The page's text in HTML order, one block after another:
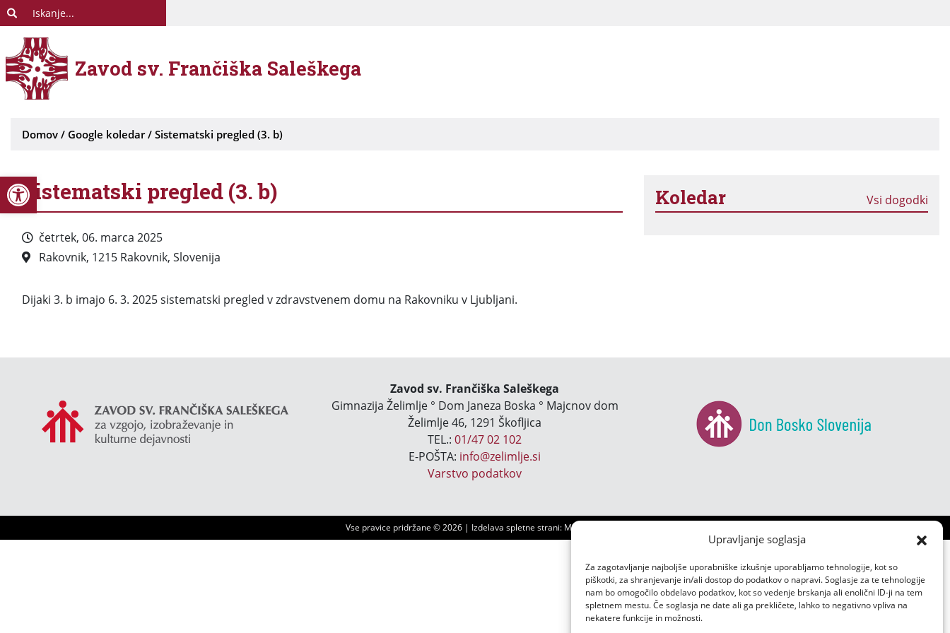
Open toolbar
Upravljanje soglasja
Za zagotavljanje najboljše uporabniške izkušnje uporabljamo tehnologije, kot so
piškotki, za shranjevanje in/ali dostop do podatkov o napravi. Soglasje za te tehnologije
nam bo omogočilo obdelavo podatkov, kot so vedenje brskanja ali enolični ID-ji na tem
spletnem mestu. Če soglasja ne date ali ga prekličete, lahko to negativno vpliva na
nekatere funkcije in možnosti.
Zavod sv. Frančiška Saleškega
Domov / Google koledar/ Sistematski pregled (3. b)
Sistematski pregled (3. b)
četrtek, 06. marca 2025
Rakovnik, 1215 Rakovnik, Slovenija
Dijaki 3. b imajo 6. 3. 2025 sistematski pregled v zdravstvenem domu na Rakovniku v Ljubljani.
Koledar Vsi dogodki
Zavod sv. Frančiška Saleškega
Gimnazija Želimlje ° Dom Janeza Boska ° Majcnov dom
Želimlje 46, 1291 Škofljica
TEL.:01/47 02 102
E-POŠTA: info@zelimlje.si
Varstvo podatkov
Vse pravice pridržane ©2026 | Izdelava spletne strani: Ms3 d.o.o.